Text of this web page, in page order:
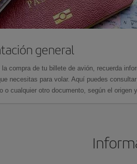
general
la compra de tu billete de avión, recuerda
necesitas para volar. Aquí puedes
o cualquier otro documento, según el origen